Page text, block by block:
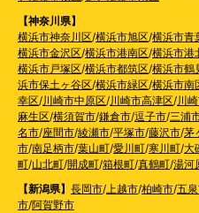
【神奈川県】
横浜市神奈川区/横浜市旭区/横浜市青
横浜市金沢区/横浜市港南区/横浜市港
横浜市戸塚区/横浜市都筑区/横浜市鶴
浜市保土ヶ谷区/横浜市緑区/横浜市南
幸区/川崎市中原区/川崎市高津区/川
麻生区/横須賀市/鎌倉市/逗子市/三浦
名市/座間市/綾瀬市/平塚市/藤沢市/茅
市/南足柄市/葉山町/愛川町/寒川町/大
町/山北町/開成町/箱根町/真鶴町/湯河
【新潟県】 長岡市/上越市/柏崎市/五
市/阿賀野市